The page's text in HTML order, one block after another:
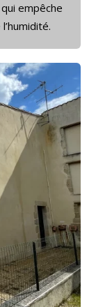
empêche